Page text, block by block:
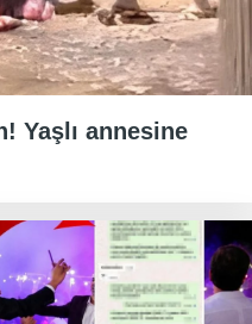
Yaşlı annesine